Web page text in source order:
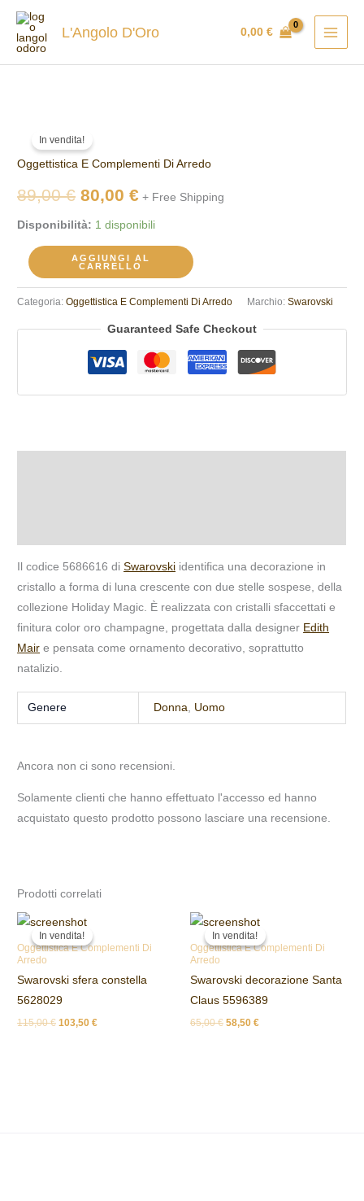
contenuto
L'Angolo D'Oro 0,00€
In vendita!
Oggettistica E Complementi Di Arredo
89,00€
prezzo
originale
era:
89,00 €.
80,00€
prezzo
attuale
è:
80,00 €.
+ Free Shipping
Disponibilità: 1 disponibili
Holiday
magic
luna
5686616
quantità
AGGIUNGI AL
CARRELLO
Categoria:Oggettistica E Complementi Di Arredo Marchio:Swarovski
Guaranteed Safe Checkout
Il codice 5686616 diSwarovski identifica una decorazione in
cristallo a forma di luna crescente con due stelle sospese, della
collezione Holiday Magic. È realizzata con cristalli sfaccettati e
finitura color oro champagne, progettata dalla designer Edith
Mair e pensata come ornamento decorativo, soprattutto
natalizio.
Genere Donna, Uomo
Ancora non ci sono recensioni.
Solamente clienti che hanno effettuato l'accesso ed hanno
acquistato questo prodotto possono lasciare una recensione.
Prodotti correlati
In vendita!
In vendita!
Oggettistica E Complementi Di
Arredo
Swarovski sfera constella
5628029
115,00€
prezzo
originale
103,50€
attuale
è:
In vendita!
In vendita!
Oggettistica E Complementi Di
Arredo
Swarovski decorazione Santa
Claus 5596389
65,00€
prezzo
originale
58,50 €
Il
attuale